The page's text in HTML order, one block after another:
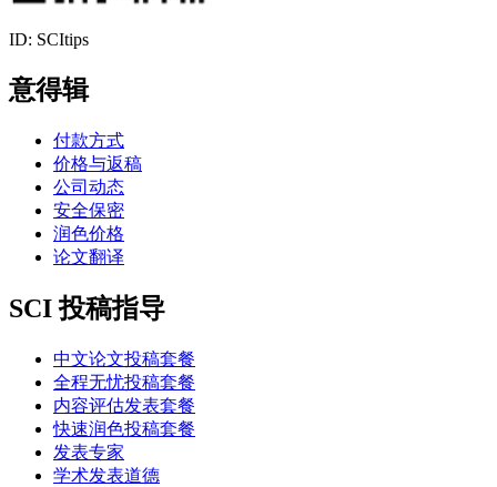
ID: SCItips
意得辑
付款方式
价格与返稿
公司动态
安全保密
润色价格
论文翻译
SCI 投稿指导
中文论文投稿套餐
全程无忧投稿套餐
内容评估发表套餐
快速润色投稿套餐
发表专家
学术发表道德